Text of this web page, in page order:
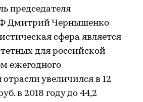
председателя
Дмитрий Чернышенко
сфера является
для российской
ежегодного
увеличился в 12
в 2018 году до 44,2